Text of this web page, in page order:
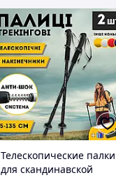
Телескопические палки
для скандинавской